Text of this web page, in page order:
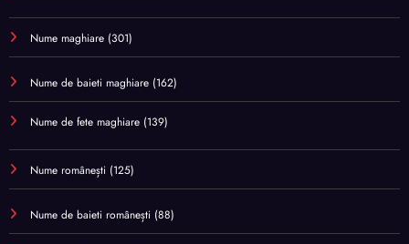
Nume maghiare (301)
Nume de baieti maghiare (162)
Nume de fete maghiare (139)
Nume românești (125)
Nume de baieti românești (88)